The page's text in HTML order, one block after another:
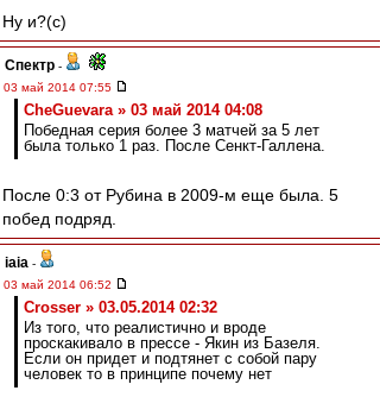
Ну и?(с)
Спектр -
03 май 2014 07:55
CheGuevara » 03 май 2014 04:08
Победная серия более 3 матчей за 5 лет
была только 1 раз. После Сенкт-Галлена.
После 0:3 от Рубина в 2009-м еще была. 5
побед подряд.
iaia -
03 май 2014 06:52
Crosser » 03.05.2014 02:32
Из того, что реалистично и вроде
проскакивало в прессе - Якин из Базеля.
Если он придет и подтянет с собой пару
человек то в принципе почему нет